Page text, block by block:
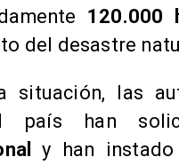
120.000
del desastre
situación, las
país han
y han